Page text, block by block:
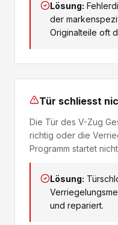
Lösung:
der
Originalteile oft
Tür schliesst
Die Tür des V-Zug
richtig oder die
Programm startet
Lösung:
und repariert.